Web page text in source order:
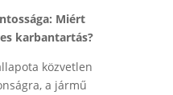
Miért
karbantartás?
közvetlen
a jármű